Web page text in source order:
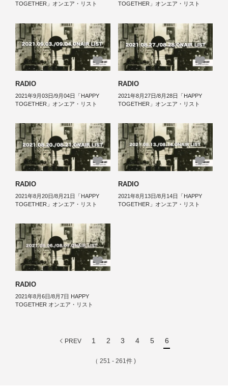
TOGETHER」オンエア・リスト
TOGETHER」オンエア・リスト
RADIO
2021年9月03日/9月04日「HAPPY
TOGETHER」オンエア・リスト
RADIO
2021年8月27日/8月28日「HAPPY
TOGETHER」オンエア・リスト
RADIO
2021年8月20日/8月21日「HAPPY
TOGETHER」オンエア・リスト
RADIO
2021年8月13日/8月14日「HAPPY
TOGETHER」オンエア・リスト
RADIO
2021年8月6日/8月7日 HAPPY
TOGETHER オンエア・リスト
PREV 1 2 3 4 5 6
（ 251 - 261件 )